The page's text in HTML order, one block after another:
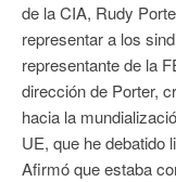
de la CIA, Rudy
representar a los
representante de la
dirección de Porter,
hacia la
UE, que he debatido
Afirmó que estaba